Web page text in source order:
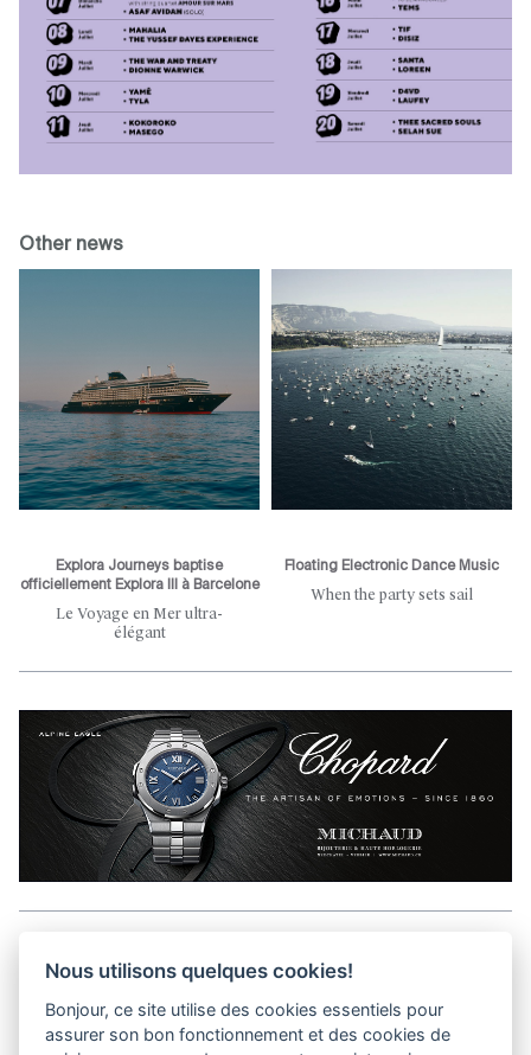
Other news
Explora Journeys baptise
officiellement Explora III à Barcelone
Le Voyage en Mer ultra-
élégant
Floating Electronic Dance Music
When the party sets sail
Nous utilisons quelques cookies!
Bonjour, ce site utilise des cookies essentiels pour
assurer son bon fonctionnement et des cookies de